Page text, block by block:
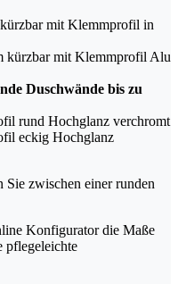
mit Klemmprofil in
kürzbar mit Klemmprofil Alu
Duschwände bis zu
rund Hochglanz verchromt
eckig Hochglanz
zwischen einer runden
Konfigurator die Maße
pflegeleichte